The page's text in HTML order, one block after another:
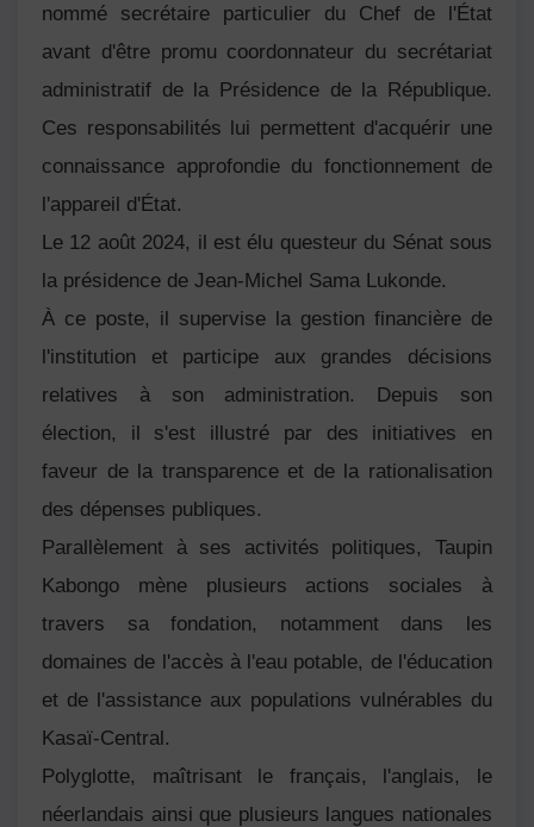
nommé secrétaire particulier du Chef de l'État
avant d'être promu coordonnateur du secrétariat
administratif de la Présidence de la République.
Ces responsabilités lui permettent d'acquérir une
connaissance approfondie du fonctionnement de
l'appareil d'État.
Le 12 août 2024, il est élu questeur du Sénat sous
la présidence de Jean-Michel Sama Lukonde.
À ce poste, il supervise la gestion financière de
l'institution et participe aux grandes décisions
relatives à son administration. Depuis son
élection, il s'est illustré par des initiatives en
faveur de la transparence et de la rationalisation
des dépenses publiques.
Parallèlement à ses activités politiques, Taupin
Kabongo mène plusieurs actions sociales à
travers sa fondation, notamment dans les
domaines de l'accès à l'eau potable, de l'éducation
et de l'assistance aux populations vulnérables du
Kasaï-Central.
Polyglotte, maîtrisant le français, l'anglais, le
néerlandais ainsi que plusieurs langues nationales